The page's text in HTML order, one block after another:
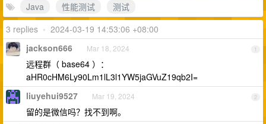
Java
性能测试
测试
3 replies • 2024-03-19 14:53:06 +08:00
1
jackson666 Mar 18, 2024
远程群（ base64 ）：
aHR0cHM6Ly90Lm1lL3l1YW5jaGVuZ19qb2I=
2
liuyehui9527 Mar 19, 2024
留的是微信吗？找不到啊。